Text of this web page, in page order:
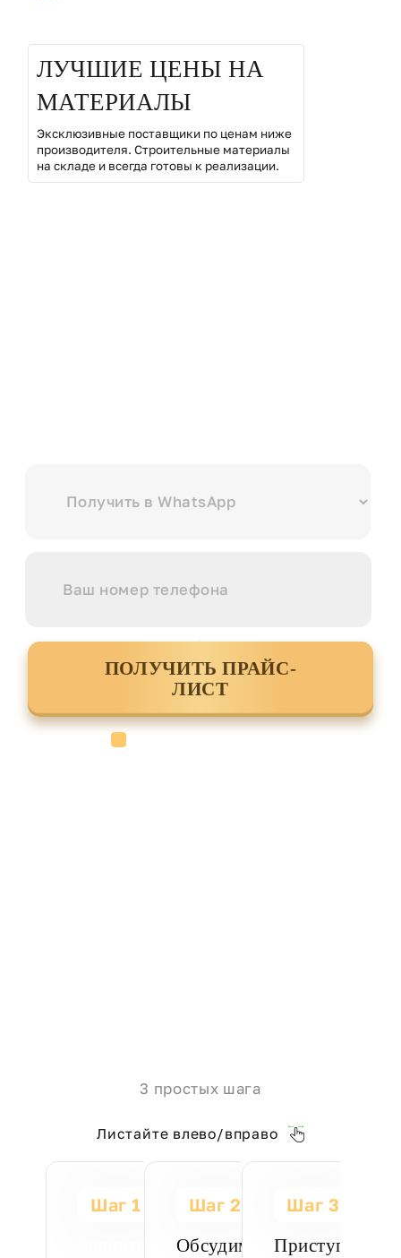
ЛУЧШИЕ ЦЕНЫ НА
МАТЕРИАЛЫ
Эксклюзивные поставщики по ценам ниже
производителя. Строительные материалы
на складе и всегда готовы к реализации.
ПОЛУЧИТЬ ПРАЙС-
ЛИСТ
3 простых шага
Листайте влево/вправо
Шаг 1 Шаг 2
Обсудим вашу задачу.
Шаг 3
Приступаем к